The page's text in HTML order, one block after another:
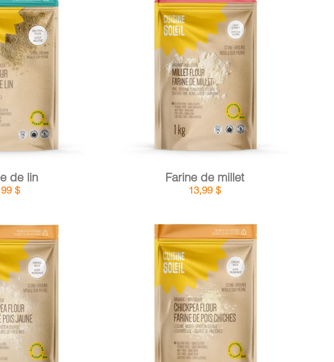
/
de lin
$
AJOUTER AU PANIER / DÉTAILS
Farine de millet
13,99$
/ DÉTAILS AJOUTER AU PANIER / DÉTAILS